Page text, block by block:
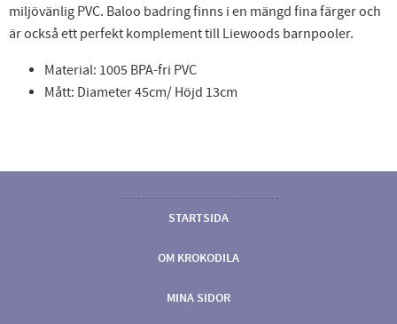
miljövänlig PVC. Baloo badring finns i en mängd fina färger och
är också ett perfekt komplement till Liewoods barnpooler.
Material: 1005 BPA-fri PVC
Mått: Diameter 45cm/ Höjd 13cm
STARTSIDA
OM KROKODILA
MINA SIDOR